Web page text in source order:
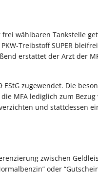
wählbaren Tankstelle
Treibstoff SUPER
erstattet der Arzt der
zugewendet. Die
MFA lediglich zum Bezug
und stattdessen
zwischen
oder